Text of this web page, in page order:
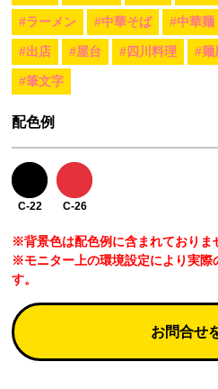
#ラーメン #中華そば #中華麺
#出店 #屋台 #四川料理 #麺
#筆文字
配色例
C-22 C-26
※背景色は配色例に含まれておりま
※モニター上の環境設定により実際
す。
お問合せ